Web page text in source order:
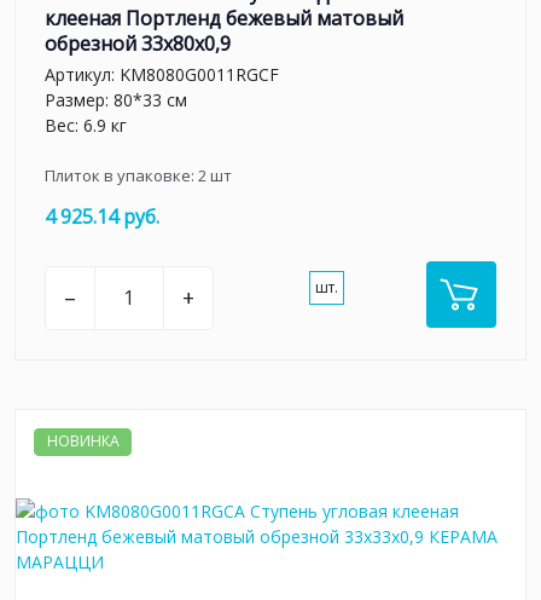
клееная Портленд бежевый матовый
обрезной 33x80x0,9
Артикул: KM8080G0011RGCF
Размер: 80*33 см
Вес: 6.9 кг
Плиток в упаковке: 2шт
4 925.14 руб.
– + шт.
НОВИНКА